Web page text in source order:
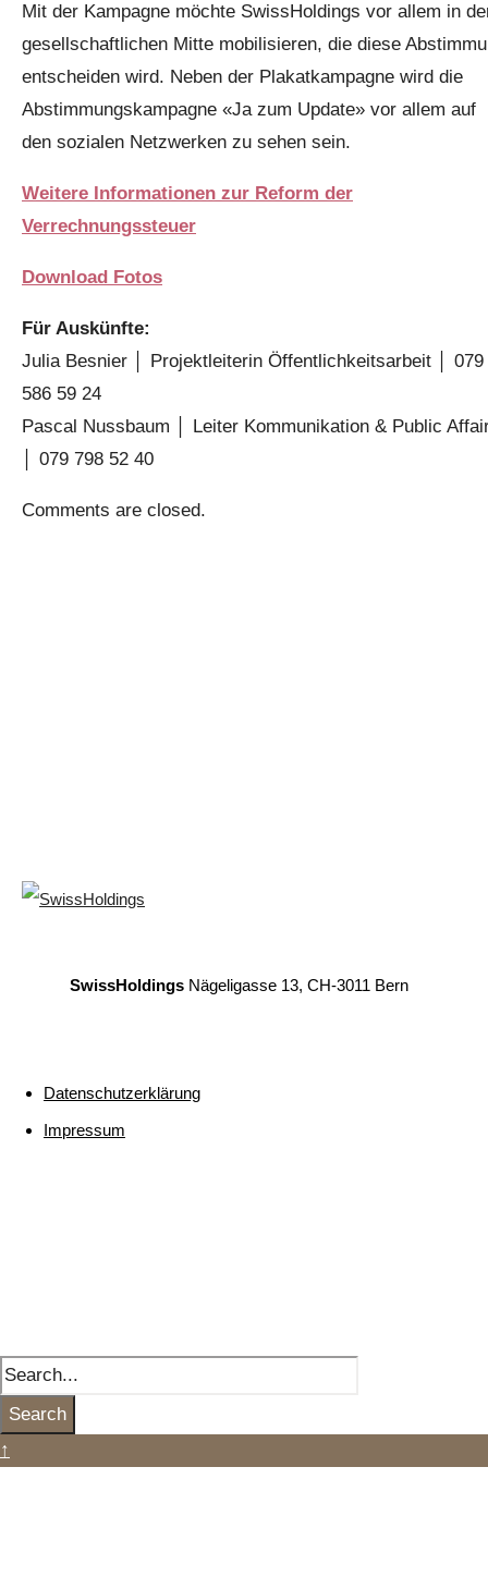
Mit der Kampagne möchte SwissHoldings vor allem in
gesellschaftlichen Mitte mobilisieren, die diese
entscheiden wird. Neben der Plakatkampagne wird die
Abstimmungskampagne «Ja zum Update» vor allem auf
den sozialen Netzwerken zu sehen sein.
Weitere Informationen zur Reform der
Verrechnungssteuer
Download Fotos
Für Auskünfte:
Julia Besnier │ Projektleiterin Öffentlichkeitsarbeit │ 079
586 59 24
Pascal Nussbaum │ Leiter Kommunikation & Public
│ 079 798 52 40
Comments are closed.
SwissHoldings Nägeligasse 13, CH-3011 Bern
Datenschutzerklärung
Impressum
Search
↑